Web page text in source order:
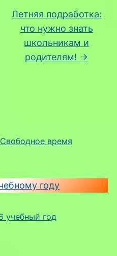
время
году
учебный год
Летняя подработка:
что нужно знать
школьникам и
родителям! →